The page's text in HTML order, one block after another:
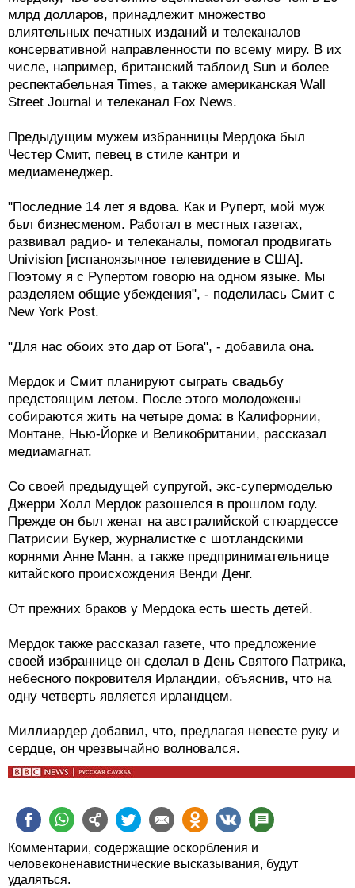
млрд долларов, принадлежит множество
влиятельных печатных изданий и телеканалов
консервативной направленности по всему миру. В их
числе, например, британский таблоид Sun и более
респектабельная Times, а также американская Wall
Street Journal и телеканал Fox News.
Предыдущим мужем избранницы Мердока был
Честер Смит, певец в стиле кантри и
медиаменеджер.
"Последние 14 лет я вдова. Как и Руперт, мой муж
был бизнесменом. Работал в местных газетах,
развивал радио- и телеканалы, помогал продвигать
Univision [испаноязычное телевидение в США].
Поэтому я с Рупертом говорю на одном языке. Мы
разделяем общие убеждения", - поделилась Смит с
New York Post.
"Для нас обоих это дар от Бога", - добавила она.
Мердок и Смит планируют сыграть свадьбу
предстоящим летом. После этого молодожены
собираются жить на четыре дома: в Калифорнии,
Монтане, Нью-Йорке и Великобритании, рассказал
медиамагнат.
Со своей предыдущей супругой, экс-супермоделью
Джерри Холл Мердок разошелся в прошлом году.
Прежде он был женат на австралийской стюардессе
Патрисии Букер, журналистке с шотландскими
корнями Анне Манн, а также предпринимательнице
китайского происхождения Венди Денг.
От прежних браков у Мердока есть шесть детей.
Мердок также рассказал газете, что предложение
своей избраннице он сделал в День Святого Патрика,
небесного покровителя Ирландии, объяснив, что на
одну четверть является ирландцем.
Миллиардер добавил, что, предлагая невесте руку и
сердце, он чрезвычайно волновался.
Комментарии, содержащие оскорбления и
человеконенавистнические высказывания, будут
удаляться.